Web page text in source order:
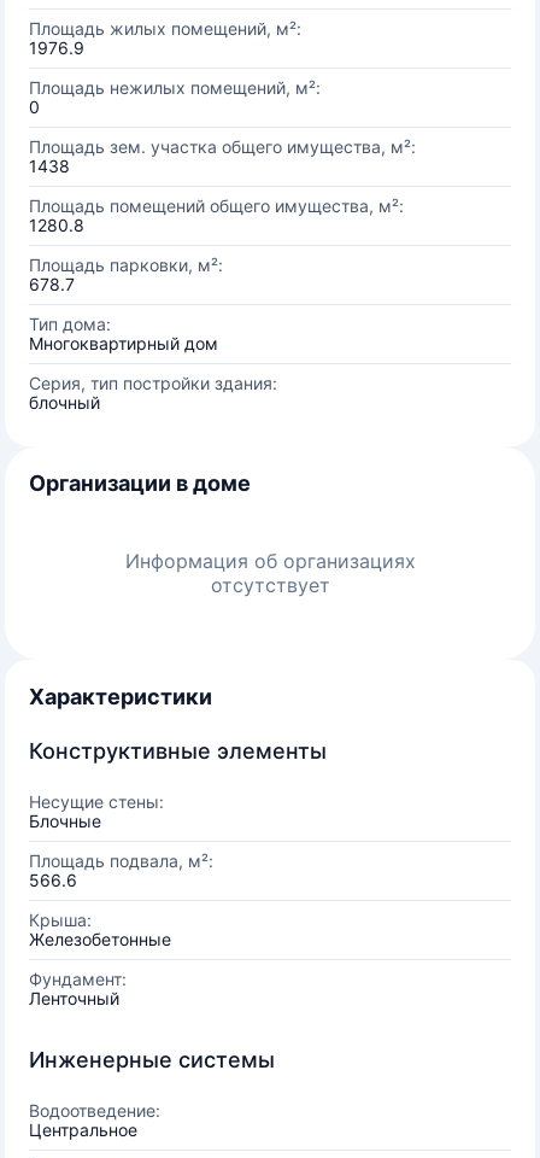
Площадь жилых помещений, м²:
1976.9
Площадь нежилых помещений, м²:
0
Площадь зем. участка общего имущества, м²:
1438
Площадь помещений общего имущества, м²:
1280.8
Площадь парковки, м²:
678.7
Тип дома:
Многоквартирный дом
Серия, тип постройки здания:
блочный
Организации в доме
Информация об организациях
отсутствует
Характеристики
Конструктивные элементы
Несущие стены:
Блочные
Площадь подвала, м²:
566.6
Крыша:
Железобетонные
Фундамент:
Ленточный
Инженерные системы
Водоотведение:
Центральное